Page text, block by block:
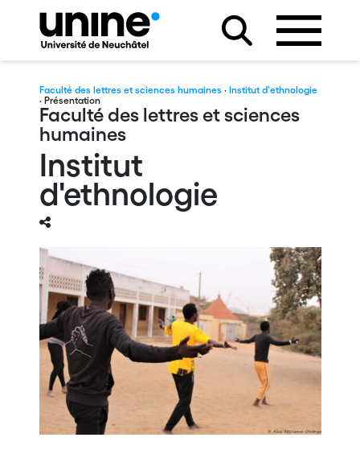
Faculté des lettres et sciences humaines · Institut d'ethnologie
· Présentation
Faculté des lettres et sciences
humaines
Institut
d'ethnologie